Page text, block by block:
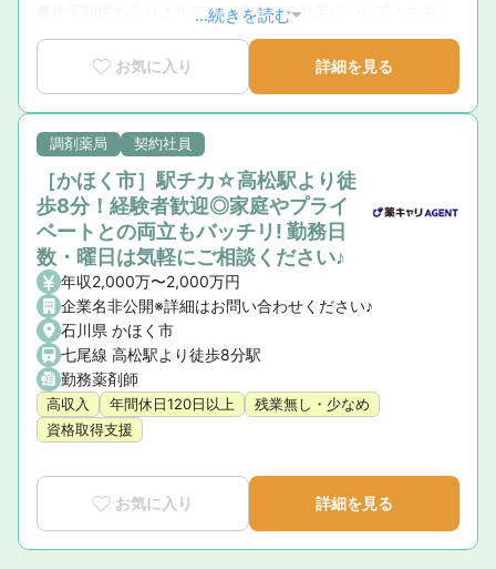
■社宅制度もありますので、遠方への就業についてもお気軽
にご相談ください。
...続きを読む
お気に入り 詳細を見る
調剤薬局 契約社員
［かほく市］駅チカ☆高松駅より徒
歩8分！経験者歓迎◎家庭やプライ
ベートとの両立もバッチリ! 勤務日
数・曜日は気軽にご相談ください♪
年収2,000万〜2,000万円
企業名非公開※詳細はお問い合わせください♪
石川県 かほく市
七尾線 高松駅より徒歩8分駅
勤務薬剤師
高収入 年間休日120日以上
残業無し・少なめ
資格取得支援
お気に入り 詳細を見る